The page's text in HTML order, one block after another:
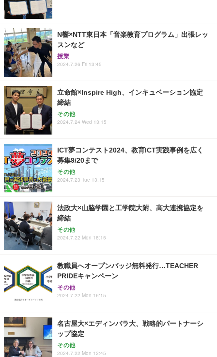
N響×NTT東日本「音楽教育プログラム」出張レッ
スンなど
授業
2024.7.26 Fri 13:45
立命館×Inspire High、インキュベーション協定
締結
その他
2024.7.24 Wed 13:15
ICT夢コンテスト2024、教育ICT実践事例を広く
募集9/20まで
その他
2024.7.23 Tue 13:15
法政大×山脇学園と工学院大附、高大連携協定を
締結
その他
2024.7.22 Mon 18:15
教職員へオープンバッジ無料発行…TEACHER
PRIDEキャンペーン
その他
2024.7.22 Mon 16:15
名古屋大×エディンバラ大、戦略的パートナーシ
ップ協定
その他
2024.7.22 Mon 12:45